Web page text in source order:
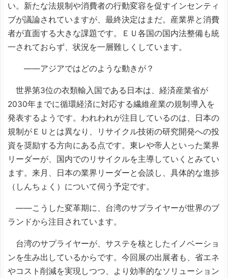
い。新たな法規制や消費者の行動変容を促すインセンティ
ブが議論されていますが、最終決定はまだ。産業界と消費
者が直面する大きな課題です。ＥＵ各国の国内法整備も統
一されておらず、状況を一層難しくしています。
――アジアではどのような動きが？
世界第3位の衣類輸入国である日本は、経済産業省が
2030年までに循環経済に対応する繊維産業の規制導入を
発表するようです。われわれが注目しているのは、日本の
規制がＥＵとは異なり、リサイクル技術の研究開発への投
資を奨励する方向にある点です。東レや帝人といった業界
リーダーが、国内でのリサイクルを主導していくとみてい
ます。来月、日本の業界リーダーと会談し、具体的な進捗
（しんちょく）について伺う予定です。
――こうした変革期に、台湾のサプライヤーが世界のブ
ランドから注目されています。
台湾のサプライヤーが、サステを核としたイノベーショ
ンを生み出しているからです。今回展の出展者も、省エネ
やコスト削減を実現しつつ、より効率的なソリューション